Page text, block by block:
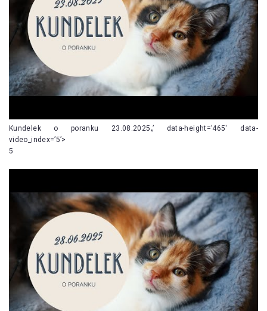
Kundelek o poranku 23.08.2025„’ data-height=’465′ data-
video_index=’5’>
5